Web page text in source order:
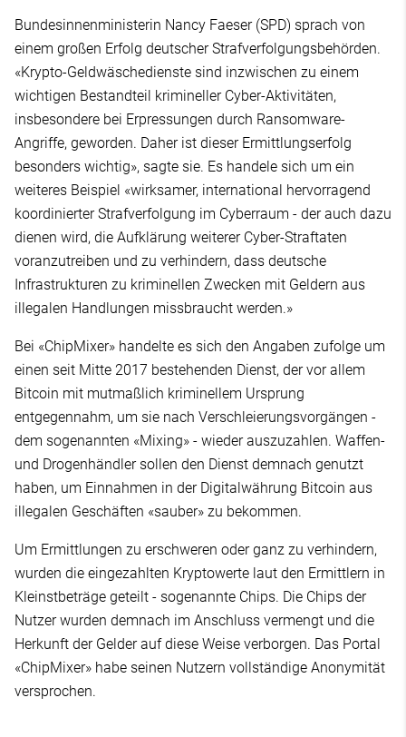
Bundesinnenministerin Nancy Faeser (SPD) sprach von
einem großen Erfolg deutscher Strafverfolgungsbehörden.
«Krypto-Geldwäschedienste sind inzwischen zu einem
wichtigen Bestandteil krimineller Cyber-Aktivitäten,
insbesondere bei Erpressungen durch Ransomware-
Angriffe, geworden. Daher ist dieser Ermittlungserfolg
besonders wichtig», sagte sie. Es handele sich um ein
weiteres Beispiel «wirksamer, international hervorragend
koordinierter Strafverfolgung im Cyberraum - der auch dazu
dienen wird, die Aufklärung weiterer Cyber-Straftaten
voranzutreiben und zu verhindern, dass deutsche
Infrastrukturen zu kriminellen Zwecken mit Geldern aus
illegalen Handlungen missbraucht werden.»
Bei «ChipMixer» handelte es sich den Angaben zufolge um
einen seit Mitte 2017 bestehenden Dienst, der vor allem
Bitcoin mit mutmaßlich kriminellem Ursprung
entgegennahm, um sie nach Verschleierungsvorgängen -
dem sogenannten «Mixing» - wieder auszuzahlen. Waffen-
und Drogenhändler sollen den Dienst demnach genutzt
haben, um Einnahmen in der Digitalwährung Bitcoin aus
illegalen Geschäften «sauber» zu bekommen.
Um Ermittlungen zu erschweren oder ganz zu verhindern,
wurden die eingezahlten Kryptowerte laut den Ermittlern in
Kleinstbeträge geteilt - sogenannte Chips. Die Chips der
Nutzer wurden demnach im Anschluss vermengt und die
Herkunft der Gelder auf diese Weise verborgen. Das Portal
«ChipMixer» habe seinen Nutzern vollständige Anonymität
versprochen.